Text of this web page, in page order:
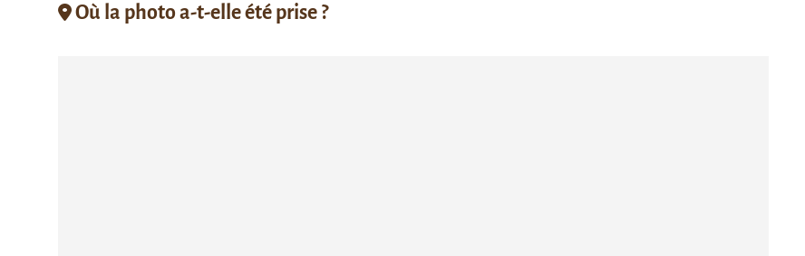
Où la photo a-t-elle été prise ?